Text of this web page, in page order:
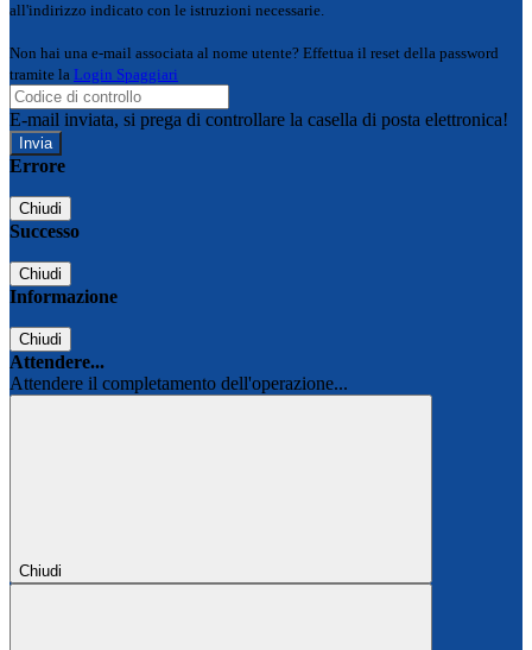
all'indirizzo indicato con le istruzioni necessarie.
Non hai una e-mail associata al nome utente? Effettua il reset della password
tramite la Login Spaggiari
E-mail inviata, si prega di controllare la casella di posta elettronica!
Errore
Chiudi
Successo
Chiudi
Informazione
Chiudi
Attendere...
Attendere il completamento dell'operazione...
Chiudi